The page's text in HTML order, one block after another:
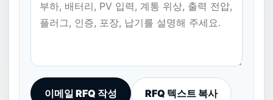
이메일 RFQ 작성 RFQ 텍스트 복사